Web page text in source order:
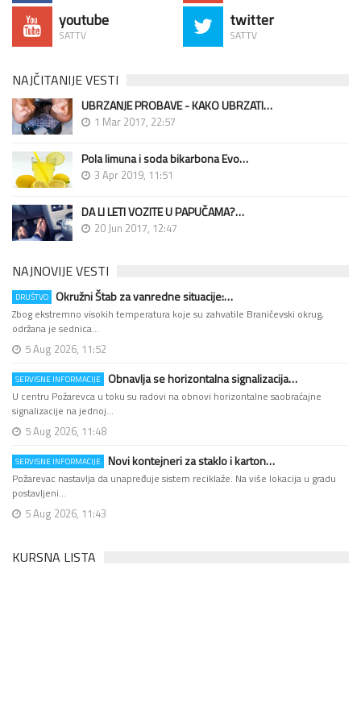
youtube
SATTV
twitter
SATTV
NAJČITANIJE VESTI
UBRZANJE PROBAVE - KAKO UBRZATI…
1 Mar 2017, 22:57
Pola limuna i soda bikarbona Evo…
3 Apr 2019, 11:51
DA LI LETI VOZITE U PAPUČAMA?…
20 Jun 2017, 12:47
NAJNOVIJE VESTI
DRUŠTVO Okružni Štab za vanredne situacije:…
Zbog ekstremno visokih temperatura koje su zahvatile Braničevski okrug,
održana je sednica…
5 Aug 2026, 11:52
SERVISNE INFORMACIJE Obnavlja se horizontalna signalizacija…
U centru Požarevca u toku su radovi na obnovi horizontalne saobraćajne
signalizacije na jednoj…
5 Aug 2026, 11:48
SERVISNE INFORMACIJE Novi kontejneri za staklo i karton…
Požarevac nastavlja da unapređuje sistem reciklaže. Na više lokacija u gradu
postavljeni…
5 Aug 2026, 11:43
KURSNA LISTA